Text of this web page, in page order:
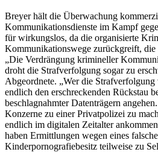
Breyer hält die Überwachung
Kommunikationsdienste im Kampf
für wirkungslos, da die organisierte
Kommunikationswege zurückgreift, die
„Die Verdrängung krimineller
droht die Strafverfolgung sogar zu
Abgeordnete. „Wer die Strafverfolgung
endlich den erschreckenden Rückstau
beschlagnahmter Datenträgern
Konzerne zu einer Privatpolizei zu
endlich im digitalen Zeitalter
haben Ermittlungen wegen eines
Kinderpornografiebesitz teilweise zu